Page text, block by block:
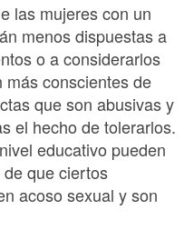
las mujeres con un
menos dispuestas a
o a considerarlos
conscientes de
que son abusivas y
el hecho de tolerarlos.
educativo pueden
que ciertos
acoso sexual y son